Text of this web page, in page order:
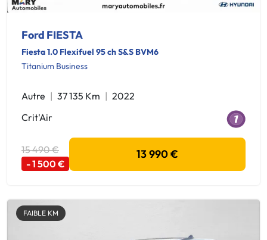
Ford FIESTA
Fiesta 1.0 Flexifuel 95 ch S&S BVM6
Titanium Business
Autre 37 135 Km
2022
Crit'Air
15 490 €
- 1 500 €
13 990 €
FAIBLE KM